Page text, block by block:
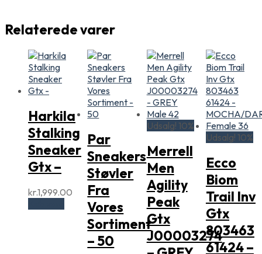
Relaterede varer
Harkila
Stalking
Sneaker
Gtx –
kr.1,999.00
Par
Sneakers
Støvler
Fra
Vores
Sortiment
– 50
Udsalg! 10%
Merrell
Men
Agility
Peak
Gtx
J00003274
Udsalg! 10%
Ecco
Biom
Trail Inv
Gtx
803463
61424 –